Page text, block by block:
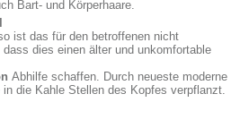
Bart- und Körperhaare.
ist das für den betroffenen nicht
dies einen älter und unkomfortable
Abhilfe schaffen. Durch neueste moderne
in die Kahle Stellen des Kopfes verpflanzt.